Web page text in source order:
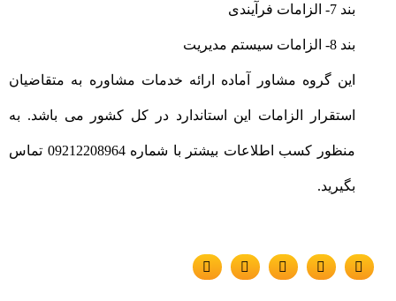
بند 7- الزامات فرآیندی
بند 8- الزامات سیستم مدیریت
این گروه مشاور آماده ارائه خدمات مشاوره به متقاضیان
استقرار الزامات این استاندارد در کل کشور می باشد. به
منظور کسب اطلاعات بیشتر با شماره 09212208964 تماس
بگیرید.